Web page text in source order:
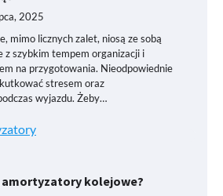
2025
mimo licznych zalet, niosą ze sobą
z szybkim tempem organizacji i
na przygotowania. Nieodpowiednie
stresem oraz
wyjazdu. Żeby…
amortyzatory kolejowe?